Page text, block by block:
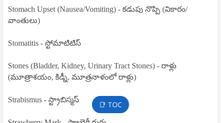
Stomach Upset (Nausea/Vomiting) - కడుపు నొప్పి (వికారం/
వాంతులు)
Stomatitis - స్టోమాటిటిస్
Stones (Bladder, Kidney, Urinary Tract Stones) - రాళ్లు
(మూత్రాశయం, కిడ్నీ, మూత్రనాళంలో రాళ్లు)
Strabismus - స్ట్రాబిస్మస్
📑 TOC